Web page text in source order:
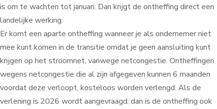
is om te wachten tot januari. Dan krijgt de ontheffing direct een
landelijke werking.
Er komt een aparte ontheffing wanneer je als ondernemer niet
mee kunt komen in de transitie omdat je geen aansluiting kunt
krijgen op het stroomnet, vanwege netcongestie. Ontheffingen
wegens netcongestie die al zijn afgegeven kunnen 6 maanden
voordat deze verloopt, kosteloos worden verlengd. Als de
verlening is 2026 wordt aangevraagd, dan is de ontheffing ook